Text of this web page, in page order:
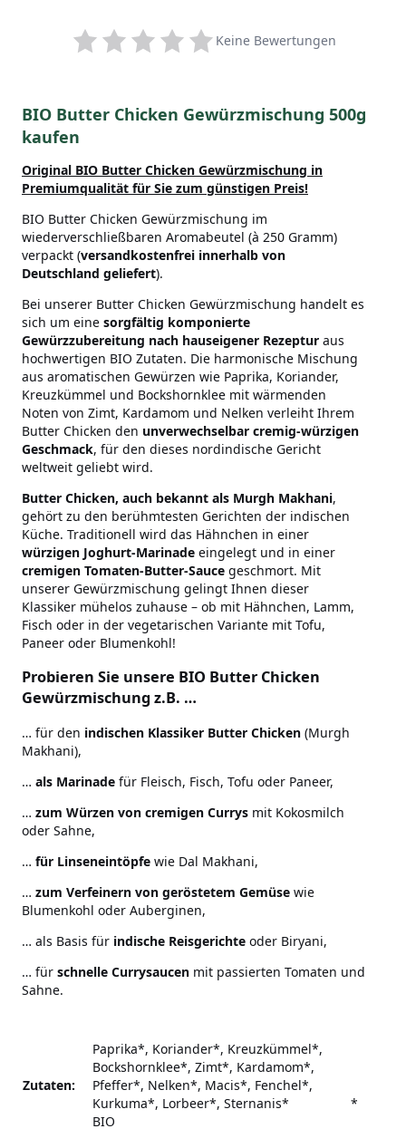
Keine Bewertungen
BIO Butter Chicken Gewürzmischung 500g
kaufen
Original BIO Butter Chicken Gewürzmischung in
Premiumqualität für Sie zum günstigen Preis!
BIO Butter Chicken Gewürzmischung im
wiederverschließbaren Aromabeutel (à 250 Gramm)
verpackt (versandkostenfrei innerhalb von
Deutschland geliefert).
Bei unserer Butter Chicken Gewürzmischung handelt es
sich um eine sorgfältig komponierte
Gewürzzubereitung nach hauseigener Rezeptur aus
hochwertigen BIO Zutaten. Die harmonische Mischung
aus aromatischen Gewürzen wie Paprika, Koriander,
Kreuzkümmel und Bockshornklee mit wärmenden
Noten von Zimt, Kardamom und Nelken verleiht Ihrem
Butter Chicken den unverwechselbar cremig-würzigen
Geschmack, für den dieses nordindische Gericht
weltweit geliebt wird.
Butter Chicken, auch bekannt als Murgh Makhani,
gehört zu den berühmtesten Gerichten der indischen
Küche. Traditionell wird das Hähnchen in einer
würzigen Joghurt-Marinade eingelegt und in einer
cremigen Tomaten-Butter-Sauce geschmort. Mit
unserer Gewürzmischung gelingt Ihnen dieser
Klassiker mühelos zuhause – ob mit Hähnchen, Lamm,
Fisch oder in der vegetarischen Variante mit Tofu,
Paneer oder Blumenkohl!
Probieren Sie unsere BIO Butter Chicken
Gewürzmischung z.B. …
… für den indischen Klassiker Butter Chicken (Murgh
Makhani),
… als Marinade für Fleisch, Fisch, Tofu oder Paneer,
… zum Würzen von cremigen Currys mit Kokosmilch
oder Sahne,
… für Linseneintöpfe wie Dal Makhani,
… zum Verfeinern von geröstetem Gemüse wie
Blumenkohl oder Auberginen,
… als Basis für indische Reisgerichte oder Biryani,
… für schnelle Currysaucen mit passierten Tomaten und
Sahne.
Zutaten:
Paprika*, Koriander*, Kreuzkümmel*,
Bockshornklee*, Zimt*, Kardamom*,
Pfeffer*, Nelken*, Macis*, Fenchel*,
Kurkuma*, Lorbeer*, Sternanis* *
BIO